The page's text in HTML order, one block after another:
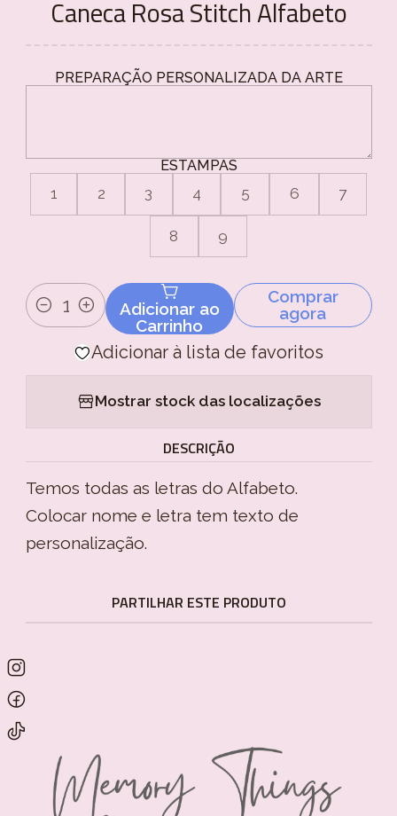
Caneca Rosa Stitch Alfabeto
PREPARAÇÃO PERSONALIZADA DA ARTE
ESTAMPAS
1 2 3 4 5 6 7
8 9
Quantidade
Adicionar ao
Carrinho
Comprar
agora
Adicionar à lista de favoritos
Mostrar stock das localizações
DESCRIÇÃO
Temos todas as letras do Alfabeto.
Colocar nome e letra tem texto de
personalização.
PARTILHAR ESTE PRODUTO